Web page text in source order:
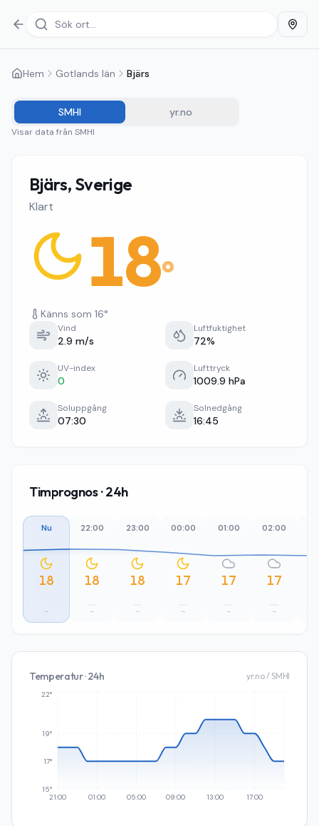
Hem Gotlands län Bjärs
SMHI yr.no
Visar data från SMHI
Bjärs, Sverige
Klart
18°
Känns som 16°
Vind
2.9 m/s
Luftfuktighet
72%
UV-index
0
Lufttryck
1009.9 hPa
Soluppgång
07:30
Solnedgång
16:45
Timprognos · 24h
Nu
18
–
22:00
18
–
23:00
18
–
00:00
17
–
01:00
17
–
02:00
17
–
Temperatur · 24h yr.no / SMHI
21:00 01:00 05:00 09:00 13:00 17:00
15°
17°
19°
22°